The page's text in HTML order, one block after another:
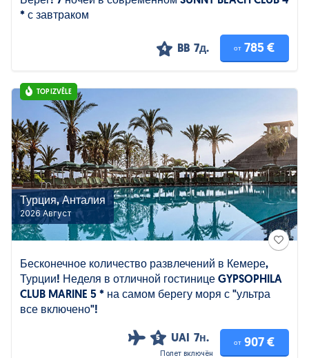
* с завтраком
4 BB 7д. от 785 €
TOP IZVĒLE
Турция, Анталия
2026 Август
Бесконечное количество развлечений в Кемере,
Турции! Неделя в отличной гостинице GYPSOPHILA
CLUB MARINE 5 * на самом берегу моря с "ультра
все включено"!
5 UAI 7н.
Полет включён
от 907 €